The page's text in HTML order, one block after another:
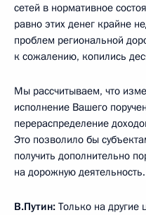
сетей в нормативное
равно этих денег крайне
проблем региональной
к сожалению, копились
Мы рассчитываем, что
исполнение Вашего
перераспределение
Это позволило бы
получить дополнительно
на дорожную деятельность.
В.Путин: Только на другие